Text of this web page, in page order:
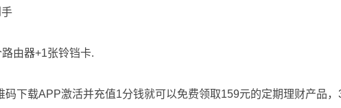
由器+1张铃铛卡.
下载APP激活并充值1分钱就可以免费领取159元的定期理财产品，